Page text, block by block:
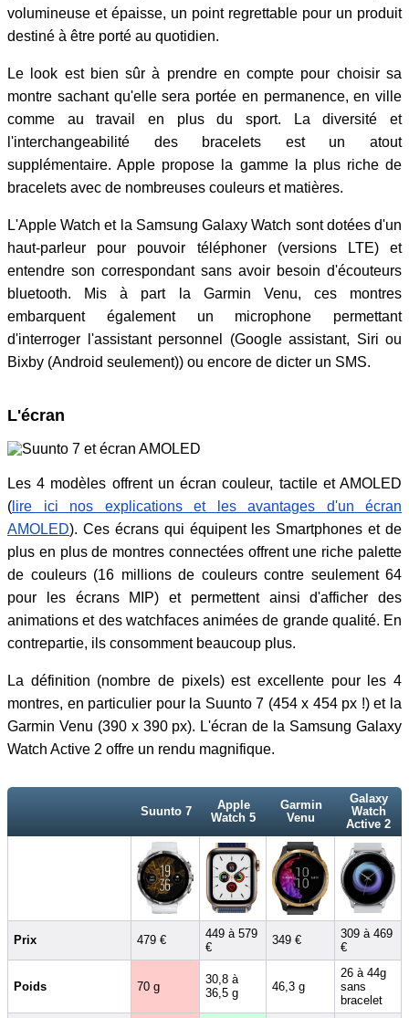
volumineuse et épaisse, un point regrettable pour un produit
destiné à être porté au quotidien.
Le look est bien sûr à prendre en compte pour choisir sa
montre sachant qu'elle sera portée en permanence, en ville
comme au travail en plus du sport. La diversité et
l'interchangeabilité des bracelets est un atout
supplémentaire. Apple propose la gamme la plus riche de
bracelets avec de nombreuses couleurs et matières.
L'Apple Watch et la Samsung Galaxy Watch sont dotées d'un
haut-parleur pour pouvoir téléphoner (versions LTE) et
entendre son correspondant sans avoir besoin d'écouteurs
bluetooth. Mis à part la Garmin Venu, ces montres
embarquent également un microphone permettant
d'interroger l'assistant personnel (Google assistant, Siri ou
Bixby (Android seulement)) ou encore de dicter un SMS.
L'écran
Les 4 modèles offrent un écran couleur, tactile et AMOLED
( lire ici nos explications et les avantages d'un écran
AMOLED). Ces écrans qui équipent les Smartphones et de
plus en plus de montres connectées offrent une riche palette
de couleurs (16 millions de couleurs contre seulement 64
pour les écrans MIP) et permettent ainsi d'afficher des
animations et des watchfaces animées de grande qualité. En
contrepartie, ils consomment beaucoup plus.
La définition (nombre de pixels) est excellente pour les 4
montres, en particulier pour la Suunto 7 (454 x 454 px !) et la
Garmin Venu (390 x 390 px). L'écran de la Samsung Galaxy
Watch Active 2 offre un rendu magnifique.
Suunto 7
Apple
Watch 5
Garmin
Venu
Galaxy
Watch
Active 2
Prix 479 €
449 à 579
€
349 €
309 à 469
€
Poids 70 g
30,8 à
36,5 g
46,3 g
26 à 44g
sans
bracelet